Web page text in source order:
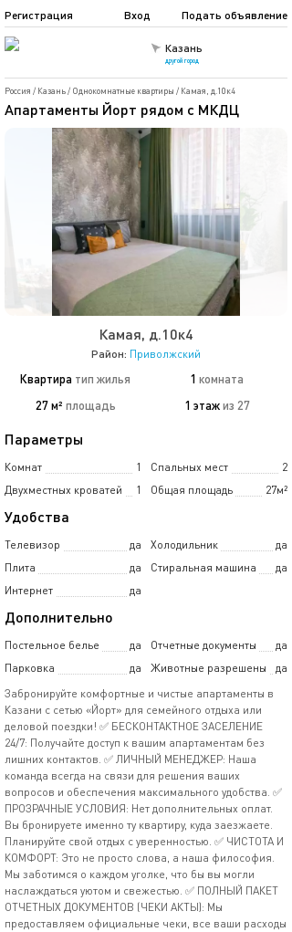
Казань
другой город
Подать объявление
Регистрация Вход
Россия / Казань/ Однокомнатные квартиры / Камая, д.10к4
Апартаменты Йорт рядом с МКДЦ
Камая, д.10к4
Район: Приволжский
Квартира тип жилья 1 комната
27 м² площадь 1 этаж из 27
Параметры
Комнат 1 Спальных мест
2
Двухместных кроватей
1 Общая площадь 27м²
Удобства
Телевизор да Холодильник
да
Плита
да Стиральная машина
да
Интернет
да
Дополнительно
Постельное белье да Отчетные документы
да
Парковка
да Животные разрешены
да
Забронируйте комфортные и чистые апартаменты в
Казани с сетью «Йорт» для семейного отдыха или
деловой поездки! ✅ БЕСКОНТАКТНОЕ ЗАСЕЛЕНИЕ
24/7: Получайте доступ к вашим апартаментам без
лишних контактов. ✅ ЛИЧНЫЙ МЕНЕДЖЕР: Наша
команда всегда на связи для решения ваших
вопросов и обеспечения максимального удобства. ✅
ПРОЗРАЧНЫЕ УСЛОВИЯ: Нет дополнительных оплат.
Вы бронируете именно ту квартиру, куда заезжаете.
Планируйте свой отдых с уверенностью. ✅ ЧИСТОТА И
КОМФОРТ: Это не просто слова, а наша философия.
Мы заботимся о каждом уголке, что бы вы могли
наслаждаться уютом и свежестью. ✅ ПОЛНЫЙ ПАКЕТ
ОТЧЕТНЫХ ДОКУМЕНТОВ (ЧЕКИ АКТЫ): Мы
предоставляем официальные чеки, все ваши расходы